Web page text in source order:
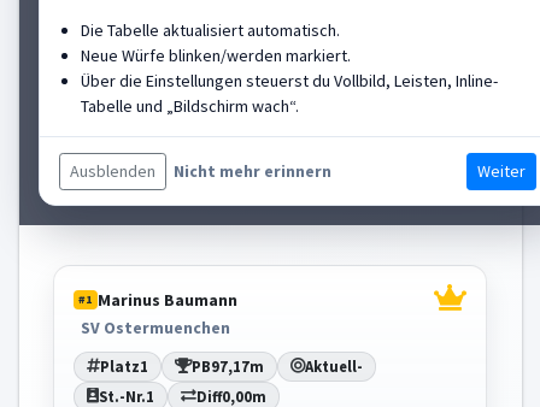
Die Tabelle aktualisiert automatisch.
Neue Würfe blinken/werden markiert.
Über die Einstellungen steuerst du Vollbild, Leisten, Inline-
Tabelle und „Bildschirm wach“.
Ausblenden Nicht mehr erinnern Weiter
TSV Buchbach
Platz2 PB86,64m Aktuell-
St.-Nr.10 Diff-10,53m
Würfe0,00m | 78,35m | 76,95m | 0,00m | 86,64m
#1 Marinus Baumann
SV Ostermuenchen
Platz1 PB97,17m Aktuell-
St.-Nr.1 Diff0,00m